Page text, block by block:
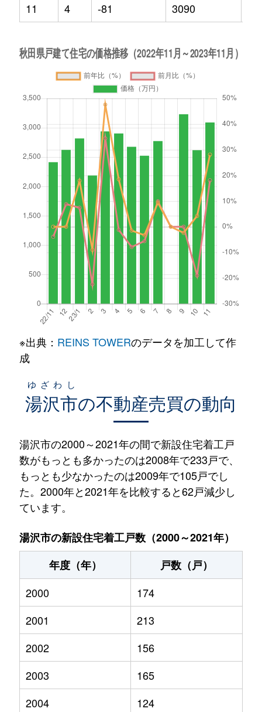
11
4 -81 3090
※出典： REINS TOWERのデータを加工して作
成
湯沢市
ゆざわし
の不動産売買の動向
湯沢市の2000～2021年の間で新設住宅着工戸
数がもっとも多かったのは2008年で233戸で、
もっとも少なかったのは2009年で105戸でし
た。2000年と2021年を比較すると62戸減少し
ています。
湯沢市の新設住宅着工戸数（2000～2021年）
年度（年）
戸数（戸）
2000
174
2001
213
2002
156
2003
165
2004
124